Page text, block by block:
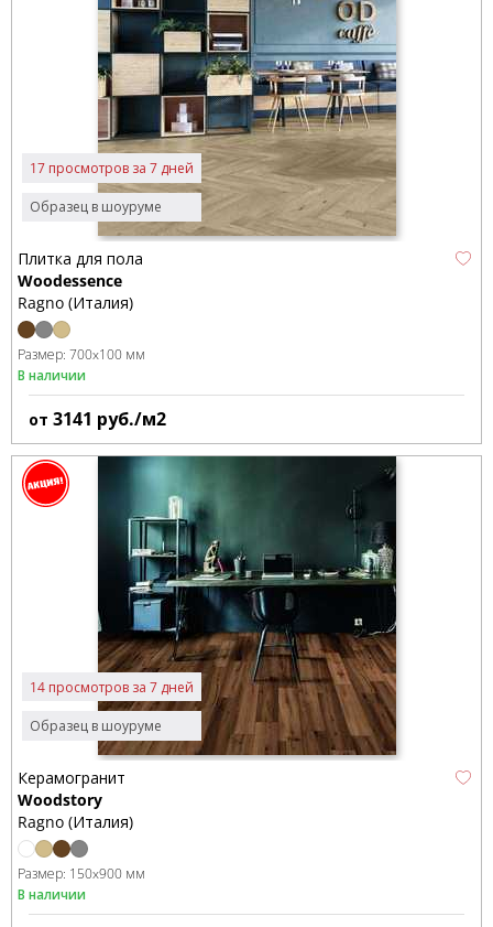
Образец в шоуруме
17 просмотров за 7 дней
Плитка для пола
Woodessence
Ragno (Италия)
Размер: 700x100 мм
В наличии
от 3141 руб./м2
Образец в шоуруме
14 просмотров за 7 дней
Керамогранит
Woodstory
Ragno (Италия)
Размер: 150x900 мм
В наличии